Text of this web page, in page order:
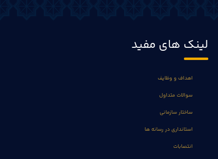
لینک های مفید
اهداف و وظایف
سوالات متداول
ساختار سازمانی
استانداری در رسانه ها
انتصابات